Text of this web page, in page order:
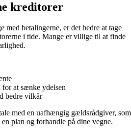
kreditorer
betalingerne, er det bedre at tage
i tide. Mange er villige til at finde
at sænke ydelsen
bedre vilkår
med en uafhængig gældsrådgiver, som
plan og forhandle på dine vegne.